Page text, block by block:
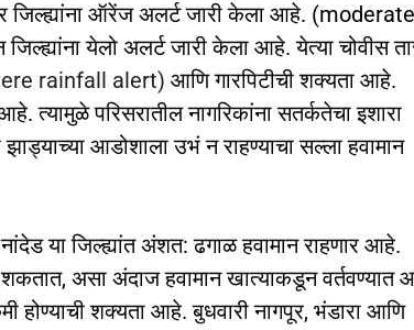
जिल्ह्यांना ऑरेंज अलर्ट जारी केला आहे. (moderate
येलो अलर्ट जारी केला आहे. येत्या चोवीस
rainfall alert) आणि गारपिटीची शक्यता आहे.
त्यामुळे परिसरातील नागरिकांना सतर्कतेचा इशारा
आडोशाला उभं न राहण्याचा सल्ला हवामान
या जिल्ह्यांत अंशत: ढगाळ हवामान राहणार आहे.
असा अंदाज हवामान खात्याकडून वर्तवण्यात
होण्याची शक्यता आहे. बुधवारी नागपूर, भंडारा आणि